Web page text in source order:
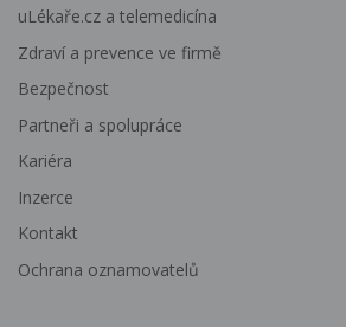
uLékaře.cz a telemedicína
Zdraví a prevence ve firmě
Bezpečnost
Partneři a spolupráce
Kariéra
Inzerce
Kontakt
Ochrana oznamovatelů